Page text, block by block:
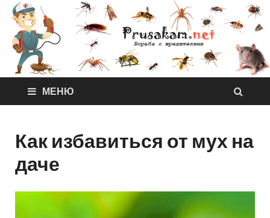
МЕНЮ
Как избавиться от мух на
даче